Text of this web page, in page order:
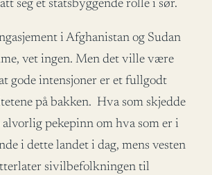
seg et statsbyggende rolle i sør.
i Afghanistan og Sudan
vet ingen. Men det ville være
gode intensjoner er et fullgodt
på bakken. Hva som skjedde
pekepinn om hva som er i
i dette landet i dag, mens vesten
sivilbefolkningen til